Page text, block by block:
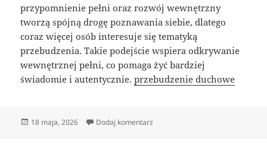
przypomnienie pełni oraz rozwój wewnętrzny
tworzą spójną drogę poznawania siebie, dlatego
coraz więcej osób interesuje się tematyką
przebudzenia. Takie podejście wspiera odkrywanie
wewnętrznej pełni, co pomaga żyć bardziej
świadomie i autentycznie.przebudzenie duchowe
Data
18 maja, 2026 Dodaj komentarz